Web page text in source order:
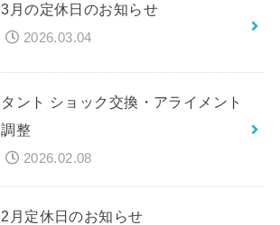
3月の定休日のお知らせ
2026.03.04
タント ショック交換・アライメント
調整
2026.02.08
2月定休日のお知らせ